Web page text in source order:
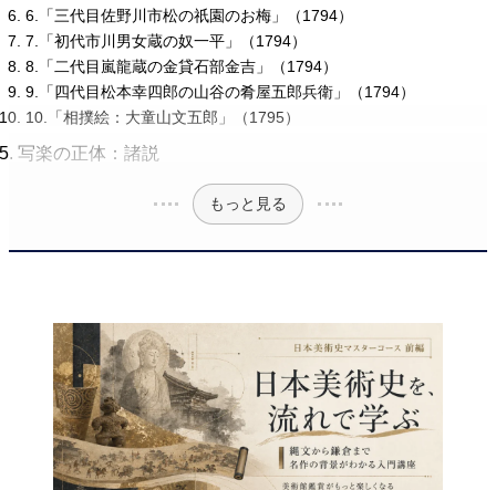
6.「三代目佐野川市松の祇園のお梅」（1794）
7.「初代市川男女蔵の奴一平」（1794）
8.「二代目嵐龍蔵の金貸石部金吉」（1794）
9.「四代目松本幸四郎の山谷の肴屋五郎兵衛」（1794）
10.「相撲絵：大童山文五郎」（1795）
写楽の正体：諸説
もっと見る